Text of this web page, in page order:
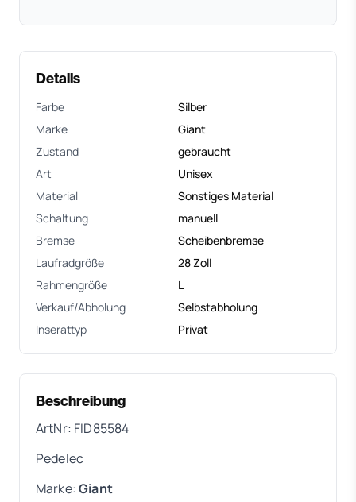
Details
Farbe
Silber
Marke
Giant
Zustand
gebraucht
Art
Unisex
Material
Sonstiges Material
Schaltung
manuell
Bremse
Scheibenbremse
Laufradgröße
28 Zoll
Rahmengröße
L
Verkauf/Abholung
Selbstabholung
Inserattyp
Privat
Beschreibung
ArtNr: FID85584
Pedelec
Marke:Giant